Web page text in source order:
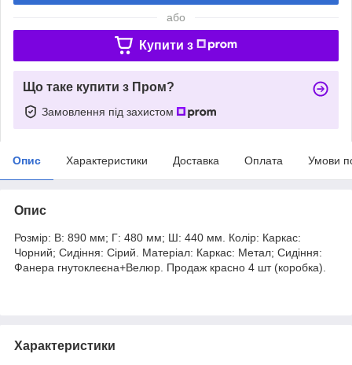
або
Купити з
Що таке купити з Пром?
Замовлення під захистом
Опис Характеристики Доставка Оплата Умови
Опис
Розмір: В: 890 мм; Г: 480 мм; Ш: 440 мм. Колір: Каркас:
Чорний; Сидіння: Сірий. Матеріал: Каркас: Метал; Сидіння:
Фанера гнутоклеєна+Велюр. Продаж красно 4 шт (коробка).
Характеристики